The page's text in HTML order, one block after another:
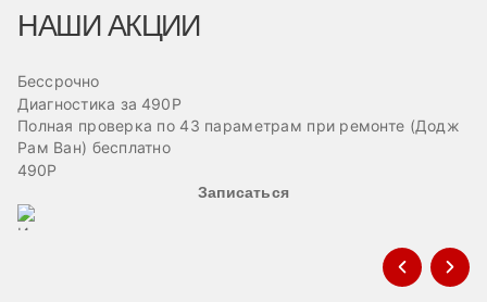
НАШИ АКЦИИ
Бессрочно
Диагностика за 490Р
Полная проверка по 43 параметрам при ремонте (Додж
Рам Ван) бесплатно
490Р
Записаться